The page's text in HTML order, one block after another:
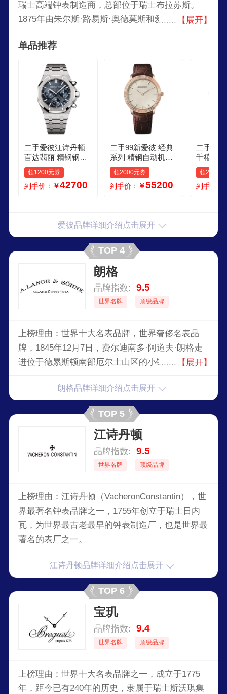
瑞士高端钟表制造商，总部位于瑞士布拉苏斯。
1875年由朱尔斯·路易斯·奥德莫斯和爱德华·奥古
家族式经营，该品牌依靠1972年推出的「皇家橡
树」系列腕表在世界钟表界脱颖而出，但其也推出
过其它著名表款。
【展开】
单品推荐
二手爱彼江诗丹顿
百达翡丽 精钢钢带
皮带 石英自动机械
男女表 聚合 百达翡
丽
领1200元券
到手价： ￥42700
二手99新爱彼 经典
系列 精钢自动机械
男表 爱彼男表 1516
3ORGGA088CR01
领2000元券
到手价： ￥55200
二手95
千禧系
钻自动
表奢侈
时尚
领2500元
到手价：
爱彼品牌详细介绍点击展开
TOP 4
朗格
品牌指数: 9.5
世界名牌 顶级品牌
上榜理由：世界十大名表品牌，世界奢侈名表品
牌，1845年12月7日，费尔迪南多·阿道夫·朗格走
进位于德累斯顿南部厄尔士山区的小镇格拉苏蒂，
密钟表制造中心。朗格秉持德国精密制表业创始人
遗下的传统，坚持只生产「世界上最优秀的钟表」
的信念，因此将年产量限制在数千枚以内，而且全
部作品只采用黄金或铂金表壳。
【展开】
朗格品牌详细介绍点击展开
TOP 5
江诗丹顿
品牌指数: 9.5
世界名牌 顶级品牌
上榜理由：江诗丹顿（VacheronConstantin），世
界最著名钟表品牌之一，1755年创立于瑞士日内
瓦，为世界最古老最早的钟表制造厂，也是世界最
著名的表厂之一。
江诗丹顿品牌详细介绍点击展开
TOP 6
宝玑
品牌指数: 9.4
世界名牌 顶级品牌
上榜理由：世界十大名表品牌之一，成立于1775
年，距今已有240年的历史，隶属于瑞士斯沃琪集